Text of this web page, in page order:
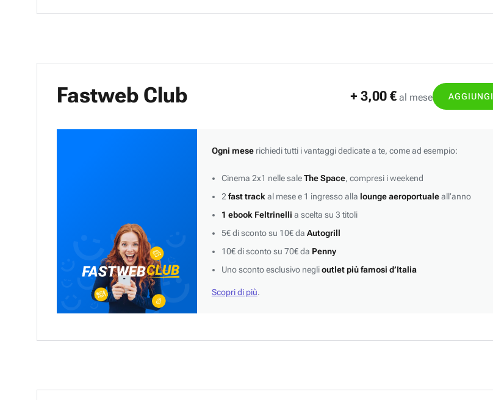
Fastweb Club + 3,00 € al mese AGGIUNGI
Ogni meserichiedi tutti i vantaggi dedicate a te, come ad esempio:
Cinema 2x1 nelle saleThe Space, compresi i weekend
2 fast track al mese e 1 ingresso alla lounge aeroportualeall’anno
1 ebook Feltrinelli a scelta su 3 titoli
5€ di sconto su 10€ da Autogrill
10€ di sconto su 70€ da Penny
Uno sconto esclusivo neglioutlet più famosi d’Italia
Scopri di più.